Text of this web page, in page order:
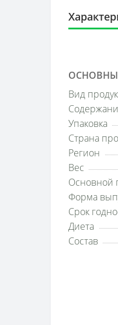
Вид
Упаковка
Страна
Регион
Вес
Основной
Форма
Срок
Диета
Состав